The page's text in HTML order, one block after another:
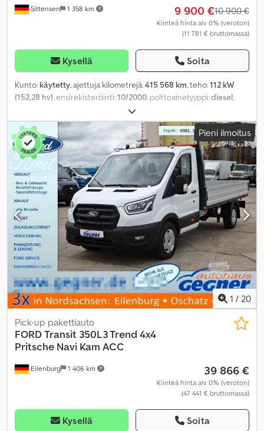
Sittensen 1 358 km 9 900 €10 900 €
Kiinteä hinta alv 0% (veroton)
(11 781 € bruttomassa)
Kysellä Soita
Kunto: käytetty, ajettuja kilometrejä:415 568 km, teho:112 kW
(152,28 hv), ensirekisteröinti:10/2000, polttoainetyyppi:diesel,
sininen
mekaaninen, istuimien määrä:3, kuormatilan tilavuus:7 m³,
kuormatilan pituus:6 200 mm , lastitilan leveys:2 480 mm,
kuormatilan korkeus:
500 mm, Varusteet:ABS, nosturi,
Pieni ilmoitus
1 / 20
Eilenburg 1 406 km
Pick-up pakettiauto
FORDTransit 350L3 Trend 4x4
Pritsche Navi Kam ACC
39 866 €
Kiinteä hinta alv 0% (veroton)
(47 441 € bruttomassa)
Kysellä Soita